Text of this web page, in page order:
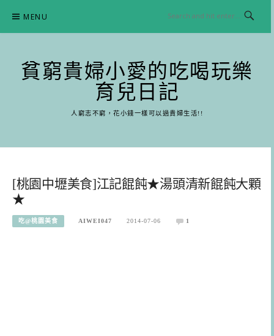
content
MENU
貧窮貴婦小愛的吃喝玩樂
育兒日記
人窮志不窮，花小錢一樣可以過貴婦生活!!
[桃園中壢美食]江記餛飩★湯頭清新餛飩大顆
★
吃@桃園美食 AIWEI047 2014-07-06 1